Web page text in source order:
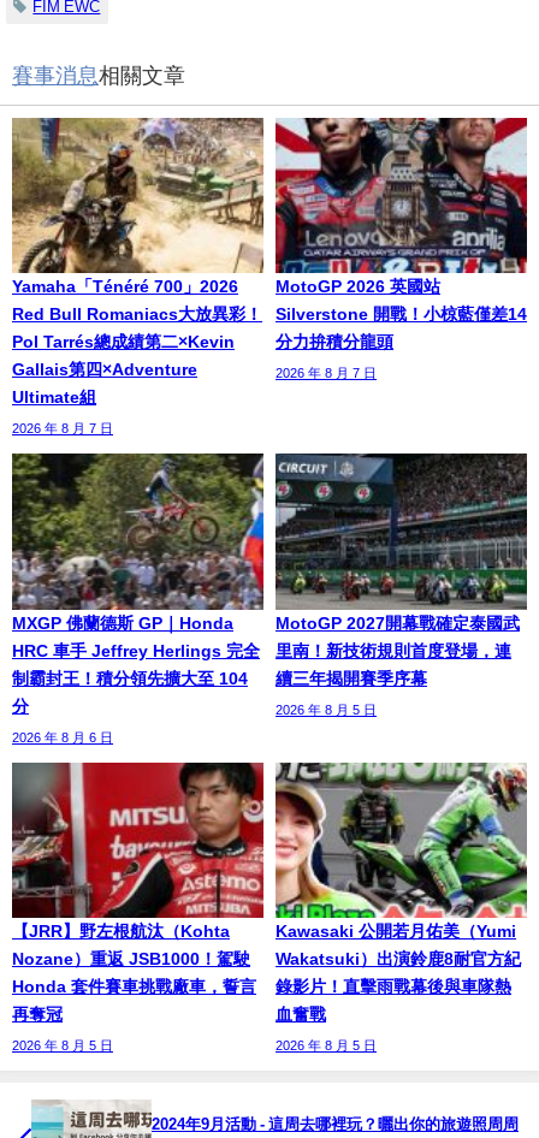
FIM EWC
賽事消息相關文章
Yamaha「Ténéré 700」2026
Red Bull Romaniacs大放異彩！
Pol Tarrés總成績第二×Kevin
Gallais第四×Adventure
Ultimate組
2026 年 8 月 7 日
MotoGP 2026 英國站
Silverstone 開戰！小椋藍僅差14
分力拚積分龍頭
2026 年 8 月 7 日
MXGP 佛蘭德斯 GP｜Honda
HRC 車手 Jeffrey Herlings 完全
制霸封王！積分領先擴大至 104
分
2026 年 8 月 6 日
MotoGP 2027開幕戰確定泰國武
里南！新技術規則首度登場，連
續三年揭開賽季序幕
2026 年 8 月 5 日
【JRR】野左根航汰（Kohta
Nozane）重返 JSB1000！駕駛
Honda 套件賽車挑戰廠車，誓言
再奪冠
2026 年 8 月 5 日
Kawasaki 公開若月佑美（Yumi
Wakatsuki）出演鈴鹿8耐官方紀
錄影片！直擊雨戰幕後與車隊熱
血奮戰
2026 年 8 月 5 日
2024年9月活動 - 這周去哪裡玩？曬出你的旅遊照周周